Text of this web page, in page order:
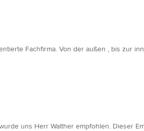
Fachfirma. Von der außen , bis zur
uns Herr Walther empfohlen. Dieser